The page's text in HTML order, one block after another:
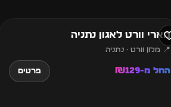
מארי וורט לאגון נתניה
📍 מלון וורט · נתניה
החל מ-₪129 פרטים